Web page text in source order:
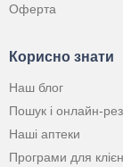
Оферта
Корисно знати
Наш блог
Пошук і онлайн-
Наші аптеки
Програми для